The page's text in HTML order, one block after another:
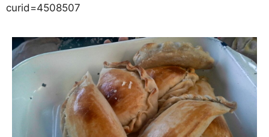
curid=4508507